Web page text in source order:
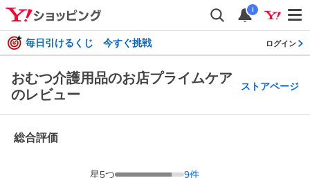
i
毎日引けるくじ 今すぐ挑戦 ログイン
おむつ介護用品のお店プライムケア
のレビュー
ストアページ
総合評価
星5つ 9件